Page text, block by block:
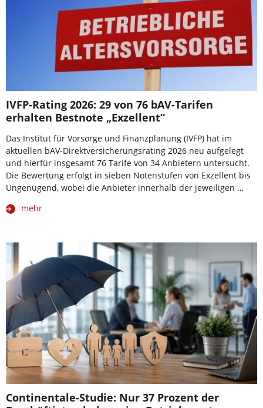
IVFP-Rating 2026: 29 von 76 bAV-Tarifen
erhalten Bestnote „Exzellent“
Das Institut für Vorsorge und Finanzplanung (IVFP) hat im
aktuellen bAV-Direktversicherungsrating 2026 neu aufgelegt
und hierfür insgesamt 76 Tarife von 34 Anbietern untersucht.
Die Bewertung erfolgt in sieben Notenstufen von Exzellent bis
Ungenügend, wobei die Anbieter innerhalb der jeweiligen …
mehr
Continentale-Studie: Nur 37 Prozent der